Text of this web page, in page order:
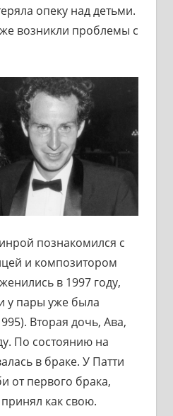
опеку над детьми.
возникли проблемы с
познакомился с
и композитором
в 1997 году,
у пары уже была
Вторая дочь, Ава,
По состоянию на
в браке. У Патти
от первого брака,
как свою.